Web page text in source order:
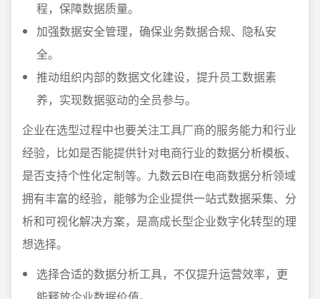
程，保障数据质量。
加强数据安全管理，确保业务数据合规、隐私安
全。
推动组织内部的数据文化建设，提升员工数据素
养，实现数据驱动的全员参与。
企业在选型过程中也要关注工具厂商的服务能力和行业
经验，比如是否能提供针对电商行业的数据分析模板、
是否支持个性化定制等。九数云BI在电商数据分析领域
拥有丰富的经验，能够为企业提供一站式数据采集、分
析和可视化解决方案，是高成长型企业数字化转型的理
想选择。
选择合适的数据分析工具，不仅提升运营效率，更